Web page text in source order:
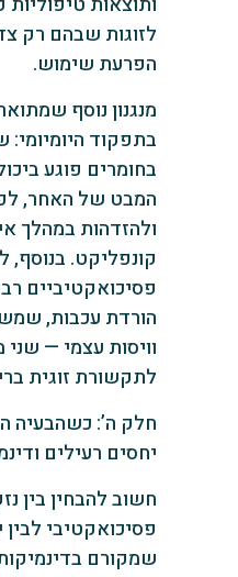
לזוגות שבהם רק
הפרעת שימוש.
מנגנון נוסף
בתפקוד היומיומי:
בחומרים פוגע
המבט של האחר,
ולהזדהות במהלך
קונפליקט. בנוסף,
פסיכואקטיביים
הורדת עכבות,
וויסות עצמי —
לתקשורת זוגית
חלק ה’: כשהבעיה
יחסים רעילים
חשוב להבחין בין
פסיכואקטיבי
שמקורם